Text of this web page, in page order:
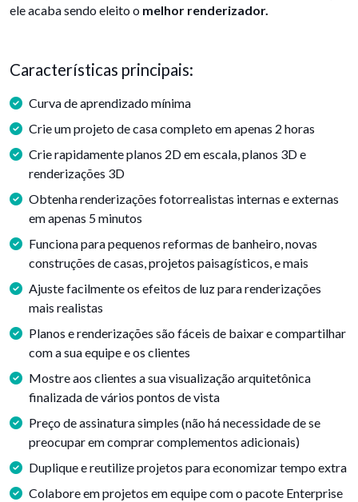
ele acaba sendo eleito o melhor renderizador.
Características principais:
Curva de aprendizado mínima
Crie um projeto de casa completo em apenas 2 horas
Crie rapidamente planos 2D em escala, planos 3D e
renderizações 3D
Obtenha renderizações fotorrealistas internas e externas
em apenas 5 minutos
Funciona para pequenos reformas de banheiro, novas
construções de casas, projetos paisagísticos, e mais
Ajuste facilmente os efeitos de luz para renderizações
mais realistas
Planos e renderizações são fáceis de baixar e compartilhar
com a sua equipe e os clientes
Mostre aos clientes a sua visualização arquitetônica
finalizada de vários pontos de vista
Preço de assinatura simples (não há necessidade de se
preocupar em comprar complementos adicionais)
Duplique e reutilize projetos para economizar tempo extra
Colabore em projetos em equipe com o pacote Enterprise